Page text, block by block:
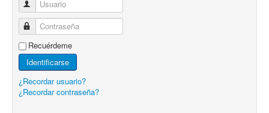
Usuario
Contraseña
Recuérdeme
Identificarse
¿Recordar usuario?
¿Recordar contraseña?